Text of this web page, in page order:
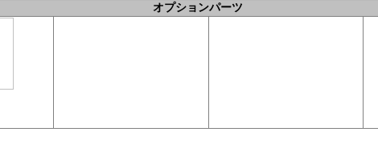
オプションパーツ